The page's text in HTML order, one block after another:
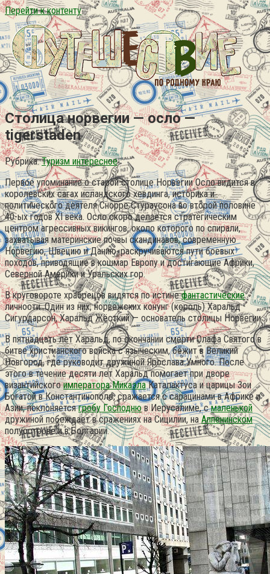
Перейти к контенту
Столица норвегии — осло —
tigerstaden
Рубрика: Туризм интересное
Первое упоминание о старой столице Норвегии Осло видится в
королевских сагах исландского хевдинга, историка и
политического деятеля Снорре Стураусона во второй половине
40-ых годов XI века. Осло скоро делается стратегическим
центром агрессивных викингов, около которого по спирали,
захватывая материнские почвы скандинавов, современную
Норвегию, Швецию и Данию, раскручиваются пути боевых
походов, приводящие в кошмар Европу и достигающие Африки,
Северной Америки и Уральских гор.
В круговороте храбрецов видятся по истинефантастические
личности.Один из них, норвежских конунг (король) Харальд
Сигурдарсон, Харальд Жёсткий — основатель столицы Норвегии.
В пятнадцать лет Харальд, по окончании смерти Олафа Святого в
битве христианского войска с языческим, бежит в Великий
Новгород, где руководит дружиной Ярослава Умного. После
этого в течение десяти лет Харальд помогает при дворе
византийскогоимператора МикаэлаКаталактуса и царицы Зои
Богатой в Константинополе, сражается с сарацинами в Африке и
Азии, поклоняетсягробу Господнюв Иерусалиме, смаленькой
дружиной побеждает в сражениях на Сицилии, на Аппенинском
полуострове и в Болгарии.